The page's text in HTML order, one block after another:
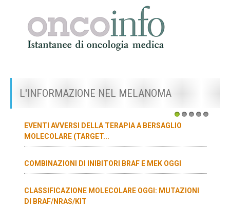
L'INFORMAZIONE NEL MELANOMA
1
EVENTI AVVERSI DELLA TERAPIA A BERSAGLIO
MOLECOLARE (TARGET...
COMBINAZIONI DI INIBITORI BRAF E MEK OGGI
CLASSIFICAZIONE MOLECOLARE OGGI: MUTAZIONI
DI BRAF/NRAS/KIT